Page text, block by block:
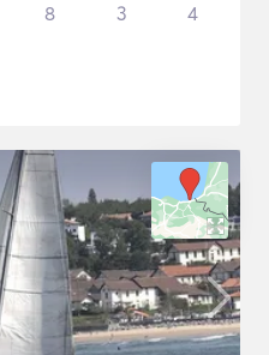
8 3 4